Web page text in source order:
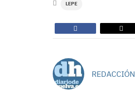
LEPE
REDACCIÓN